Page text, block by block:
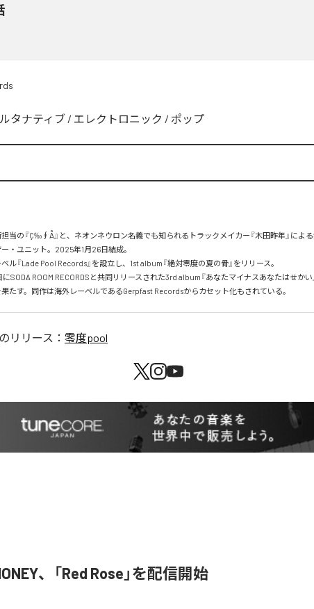
タナティブ / エレクトロニック / ポップ
当の『Ç‰∮Å』と、ネオンネウロン名義でも知られるトラックメイカー『木田昨年』によ
・ユニット。2025年1月26日結成。
ル『Lade Pool Records』を設立し、1st album『絶対零度の夏の骨』をリリース。
にSODA ROOM RECORDSと共同リリースされた3rd album『あなたマイナスあなたはせかい
たす。同作は海外レーベルであるGerpfast Recordsからカセット化もされている。
リリース： 零度pool
、「Red Rose」を配信開始